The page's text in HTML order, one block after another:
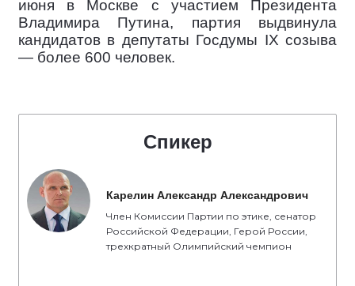
июня в Москве с участием Президента
Владимира Путина, партия выдвинула
кандидатов в депутаты Госдумы IX созыва
— более 600 человек.
Спикер
Карелин Александр Александрович
Член Комиссии Партии по этике, сенатор
Российской Федерации, Герой России,
трехкратный Олимпийский чемпион